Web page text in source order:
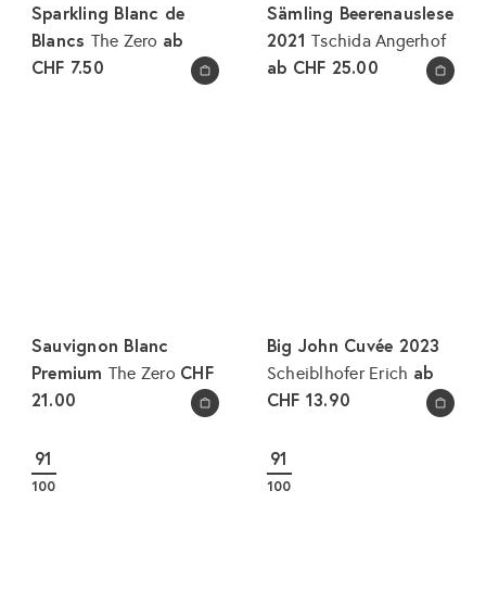
i
s
In den Warenkorb legen
Sparkling Blanc de
Blancs The Zero ab
CHF 7.50
In den Warenkorb legen
Sämling Beerenauslese
2021Tschida Angerhof
ab CHF 25.00
In den Warenkorb legen
Sauvignon Blanc
Premium The Zero CHF
21.00
In den Warenkorb legen
Big John Cuvée 2023
Scheiblhofer Erich ab
CHF 13.90
91
100
91
100